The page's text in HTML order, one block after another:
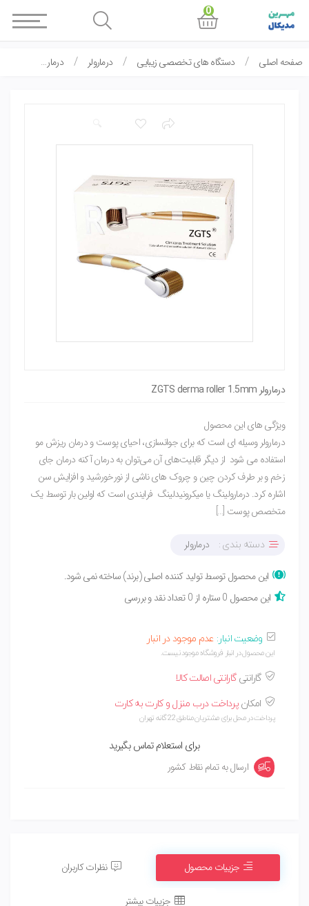
صفحه اصلی دستگاه های تخصصی زیبایی درمارولر درمارولر ZGTS derma roller 1.5mm
درمارولر ZGTS derma roller 1.5mm
ویژگی های این محصول
درمارولر وسیله ای است که برای جوانسازی، احیای پوست و درمان ریزش مو
استفاده می شود از دیگر قابلیت‌های آن می‌توان به درمان آکنه درمان جای
زخم و بر طرف کردن چین و چروک های ناشی از نورخورشید و افزایش سن
اشاره کرد. درمارولینگ یا میکرونیدلینگ فرایندی است که اولین بار توسط یک
متخصص پوست […]
دسته بندی : درمارولر
این محصول توسط تولید کننده اصلی (برند) ساخته نمی شود.
این محصول 0 ستاره از 0 تعداد نقد و بررسی
وضعیت انبار: عدم موجود در انبار
این محصول در انبار فروشگاه موجود نیست.
گارانتیگارانتی اصالت کالا
امکانپرداخت درب منزل و کارت به کارت
پرداخت در محل برای مشتریان مناطق 22 گانه تهران
برای استعلام تماس بگیرید
ارسال به تمام نقاط کشور
جزییات محصول نظرات کاربران
جزییات بیشتر
0